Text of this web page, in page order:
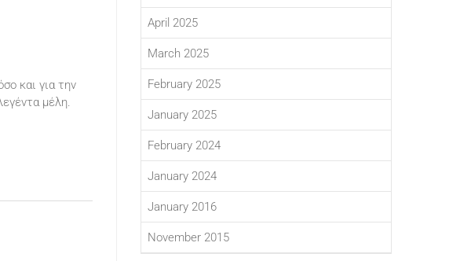
και για την
μέλη.
April 2025
March 2025
February 2025
January 2025
February 2024
January 2024
January 2016
November 2015